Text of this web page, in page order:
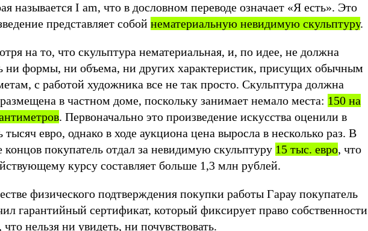
называется I am, что в дословном переводе означает «Я есть». Это
представляет собой нематериальную невидимую скульптуру.
на то, что скульптура нематериальная, и, по идее, не должна
ни формы, ни объема, ни других характеристик, присущих обычным
с работой художника все не так просто. Скульптура должна
в частном доме, поскольку занимает немало места: 150 на
. Первоначально это произведение искусства оценили в
тысяч евро, однако в ходе аукциона цена выросла в несколько раз. В
концов покупатель отдал за невидимую скульптуру 15 тыс. евро, что
курсу составляет больше 1,3 млн рублей.
физического подтверждения покупки работы Гарау покупатель
гарантийный сертификат, который фиксирует право собственности
что нельзя ни увидеть, ни почувствовать.